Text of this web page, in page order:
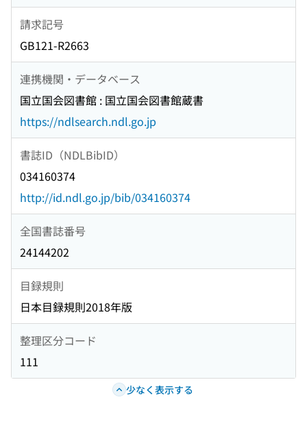
請求記号
GB121-R2663
連携機関・データベース
国立国会図書館 : 国立国会図書館蔵書
https://ndlsearch.ndl.go.jp
書誌ID（NDLBibID）
034160374
http://id.ndl.go.jp/bib/034160374
全国書誌番号
24144202
目録規則
日本目録規則2018年版
整理区分コード
111
少なく表示する